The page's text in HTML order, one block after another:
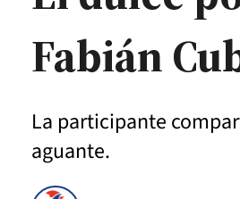
Fabián
La participante
aguante.